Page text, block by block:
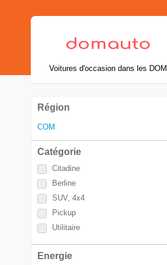
Voitures d'occasion dans les DOM
Région
COM
Catégorie
Citadine
Berline
SUV, 4x4
Pickup
Utilitaire
Energie